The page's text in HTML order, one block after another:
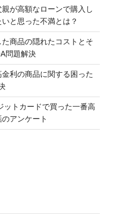
が高額なローンで購入し
と思った不満とは？
商品の隠れたコストとそ
問題解決
利の商品に関する困った
ットカードで買った一番高
アンケート